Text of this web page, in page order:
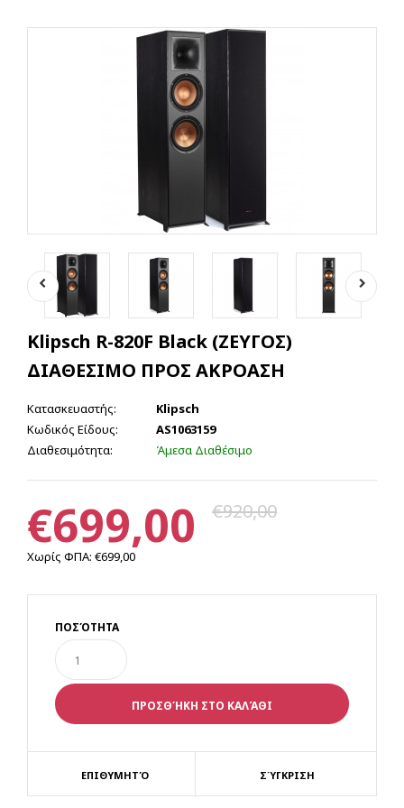
Klipsch R-820F Black (ΖΕΥΓΟΣ)
ΔΙΑΘΕΣΙΜΟ ΠΡΟΣ ΑΚΡΟΑΣΗ
Κατασκευαστής:
Klipsch
Κωδικός Είδους:
AS1063159
Διαθεσιμότητα:
Άμεσα Διαθέσιμο
€699,00 €920,00
Χωρίς ΦΠΑ: €699,00
ΠΟΣΌΤΗΤΑ
ΕΠΙΘΥΜΗΤΌ ΣΎΓΚΡΙΣΗ